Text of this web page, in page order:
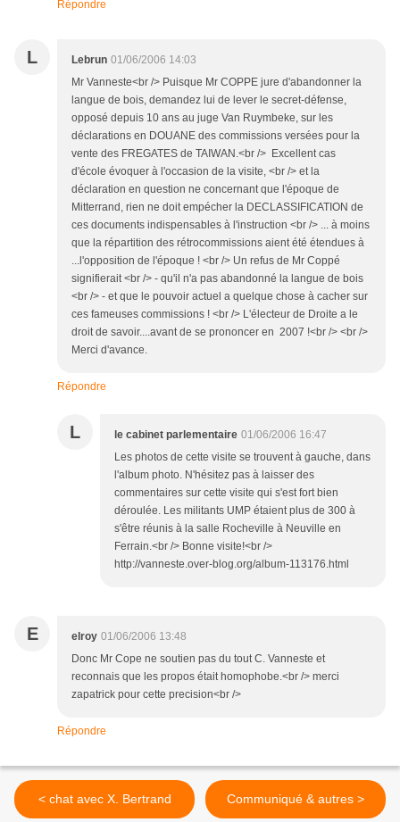
Répondre
L Lebrun 01/06/2006 14:03
Mr Vanneste<br /> Puisque Mr COPPE jure d'abandonner la
langue de bois, demandez lui de lever le secret-défense,
opposé depuis 10 ans au juge Van Ruymbeke, sur les
déclarations en DOUANE des commissions versées pour la
vente des FREGATES de TAIWAN.<br /> Excellent cas
d'école évoquer à l'occasion de la visite, <br /> et la
déclaration en question ne concernant que l'époque de
Mitterrand, rien ne doit empécher la DECLASSIFICATION de
ces documents indispensables à l'instruction <br /> ... à moins
que la répartition des rétrocommissions aient été étendues à
...l'opposition de l'époque ! <br /> Un refus de Mr Coppé
signifierait <br /> - qu'il n'a pas abandonné la langue de bois
<br /> - et que le pouvoir actuel a quelque chose à cacher sur
ces fameuses commissions ! <br /> L'électeur de Droite a le
droit de savoir....avant de se prononcer en 2007 !<br /> <br />
Merci d'avance.
Répondre
L le cabinet parlementaire 01/06/2006 16:47
Les photos de cette visite se trouvent à gauche, dans
l'album photo. N'hésitez pas à laisser des
commentaires sur cette visite qui s'est fort bien
déroulée. Les militants UMP étaient plus de 300 à
s'être réunis à la salle Rocheville à Neuville en
Ferrain.<br /> Bonne visite!<br />
http://vanneste.over-blog.org/album-113176.html
E elroy 01/06/2006 13:48
Donc Mr Cope ne soutien pas du tout C. Vanneste et
reconnais que les propos était homophobe.<br /> merci
zapatrick pour cette precision<br />
Répondre
< chat avec X. Bertrand Communiqué & autres >